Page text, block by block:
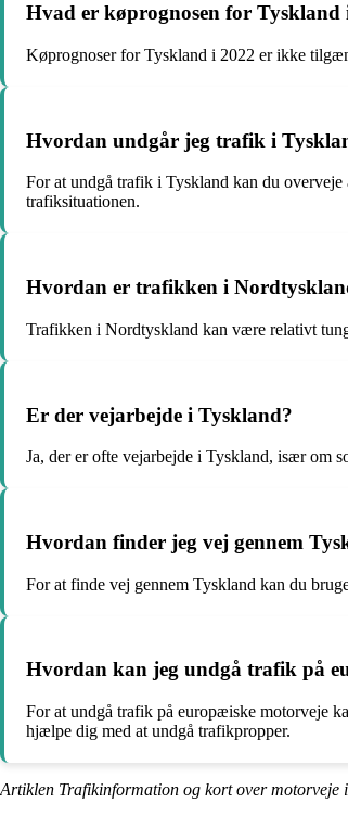
Hvad er køprognosen for Tyskland
Køprognoser for Tyskland i 2022 er ikke
Hvordan undgår jeg trafik i
For at undgå trafik i Tyskland kan du
trafiksituationen.
Hvordan er trafikken i
Trafikken i Nordtyskland kan være relativt
Er der vejarbejde i Tyskland?
Ja, der er ofte vejarbejde i Tyskland, især om
Hvordan finder jeg vej gennem
For at finde vej gennem Tyskland kan du
Hvordan kan jeg undgå trafik på
For at undgå trafik på europæiske motorveje
hjælpe dig med at undgå trafikpropper.
Artiklen Trafikinformation og kort over motorveje